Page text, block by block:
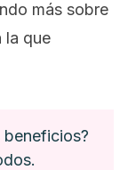
más sobre
la que